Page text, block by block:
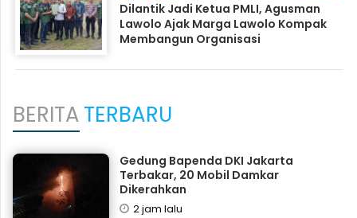
Dilantik Jadi Ketua PMLI, Agusman
Lawolo Ajak Marga Lawolo Kompak
Membangun Organisasi
BERITATERBARU
Gedung Bapenda DKI Jakarta
Terbakar, 20 Mobil Damkar
Dikerahkan
2 jam lalu